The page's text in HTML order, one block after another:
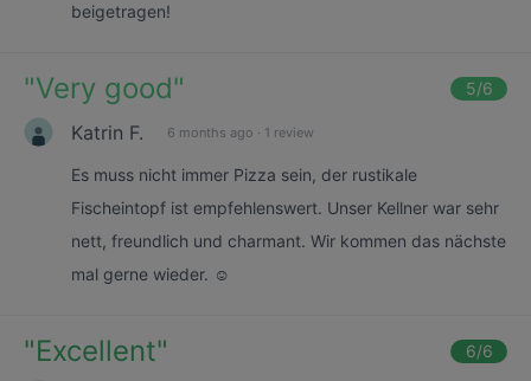
beigetragen!
"Very good" 5/6
Katrin F. 6 months ago · 1 review
Es muss nicht immer Pizza sein, der rustikale
Fischeintopf ist empfehlenswert. Unser Kellner war sehr
nett, freundlich und charmant. Wir kommen das nächste
mal gerne wieder. ☺️
"Excellent" 6/6